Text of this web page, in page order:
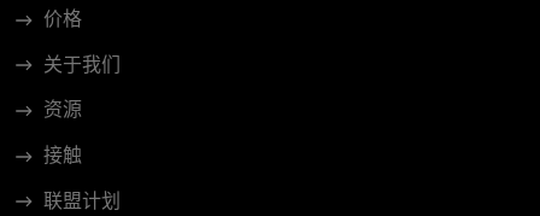
价格
关于我们
资源
接触
联盟计划